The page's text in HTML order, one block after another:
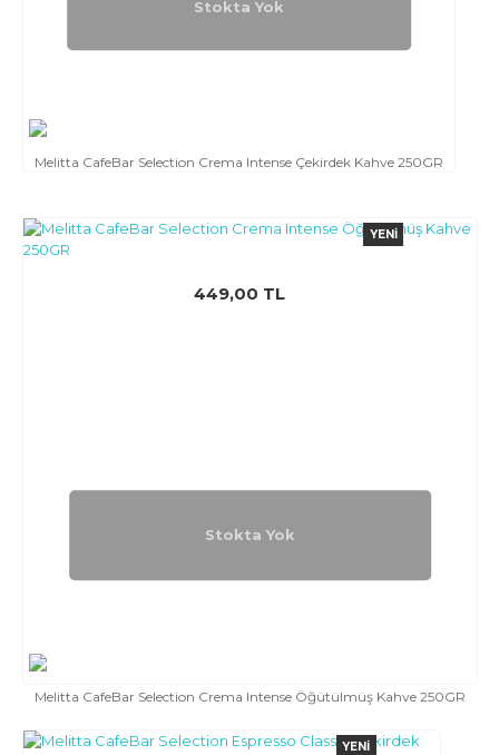
Stokta Yok
Melitta CafeBar Selection Crema Intense Çekirdek Kahve 250GR
449,00 TL
YENI
Stokta Yok
Melitta CafeBar Selection Crema Intense Öğütülmüş Kahve 250GR
YENI